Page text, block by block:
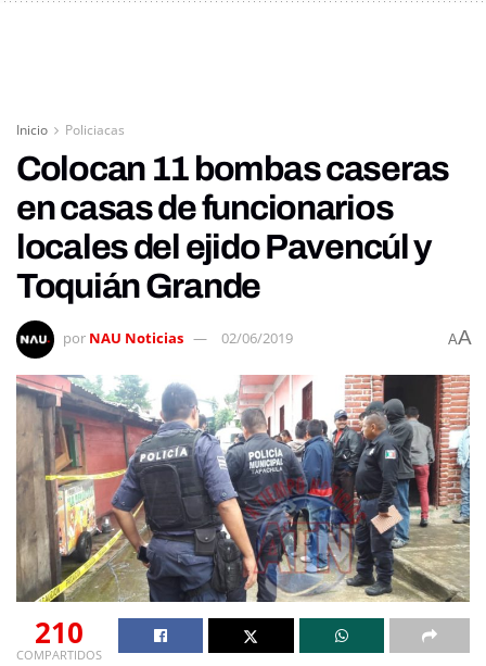
Inicio Policiacas
Colocan 11 bombas caseras
en casas de funcionarios
locales del ejido Pavencúl y
Toquián Grande
por NAU Noticias 02/06/2019 AA
210
COMPARTIDOS